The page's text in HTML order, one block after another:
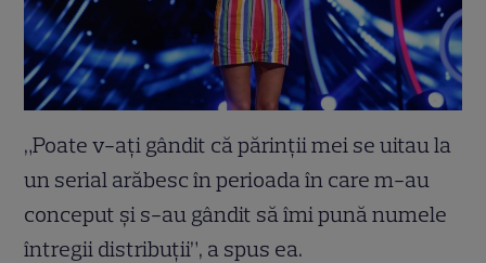
„Poate v-ați gândit că părinții mei se uitau la
un serial arăbesc în perioada în care m-au
conceput și s-au gândit să îmi pună numele
întregii distribuții”, a spus ea.